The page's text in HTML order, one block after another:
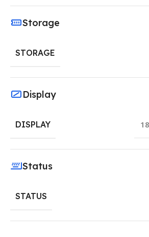
Storage
STORAGE
Display
DISPLAY
Status
STATUS